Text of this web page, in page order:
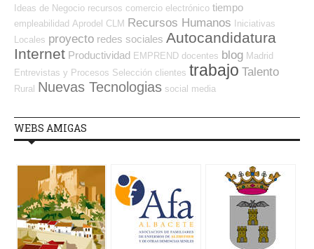
Ideas de Negocio recursos comercio electrónico tiempo
empleabilidad Aprodel CLM Recursos Humanos Iniciativas
Locales proyecto redes sociales Autocandidatura
Internet Productividad EMPREND docentes blog Madrid
Entrevistas y Procesos Selección clientes trabajo Talento
Rural Nuevas Tecnologias social media
WEBS AMIGAS